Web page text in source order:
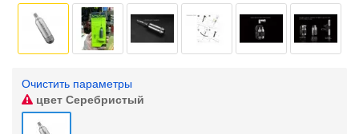
Очистить параметры
цвет Серебристый